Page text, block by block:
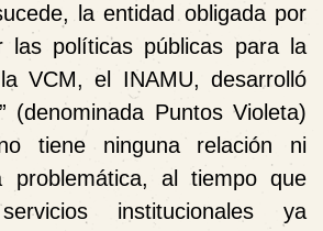
la entidad obligada por
las políticas públicas para la
VCM, el INAMU, desarrolló
(denominada Puntos Violeta)
tiene ninguna relación ni
problemática, al tiempo que
institucionales ya